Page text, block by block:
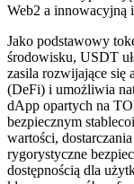
Web2 a innowacyjną
Jako podstawowy
środowisku, USDT
zasila rozwijające się
(DeFi) i umożliwia
dApp opartych na
bezpiecznym
wartości,
rygorystyczne
dostępnością dla